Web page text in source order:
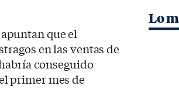
que el
en las ventas de
conseguido
primer mes de
Lo